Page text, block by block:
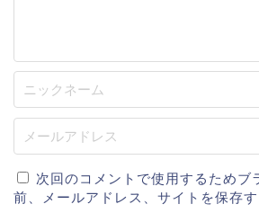
次回のコメントで使用するためブ
前、メールアドレス、サイトを保存す